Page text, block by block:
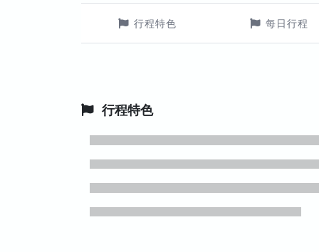
行程特色 每日行程
行程特色